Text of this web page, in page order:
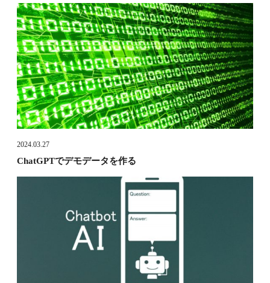
2024.03.27
ChatGPTでデモデータを作る